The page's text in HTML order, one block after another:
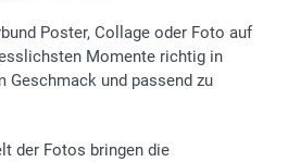
Poster, Collage oder Foto auf
Momente richtig in
Geschmack und passend zu
der Fotos bringen die